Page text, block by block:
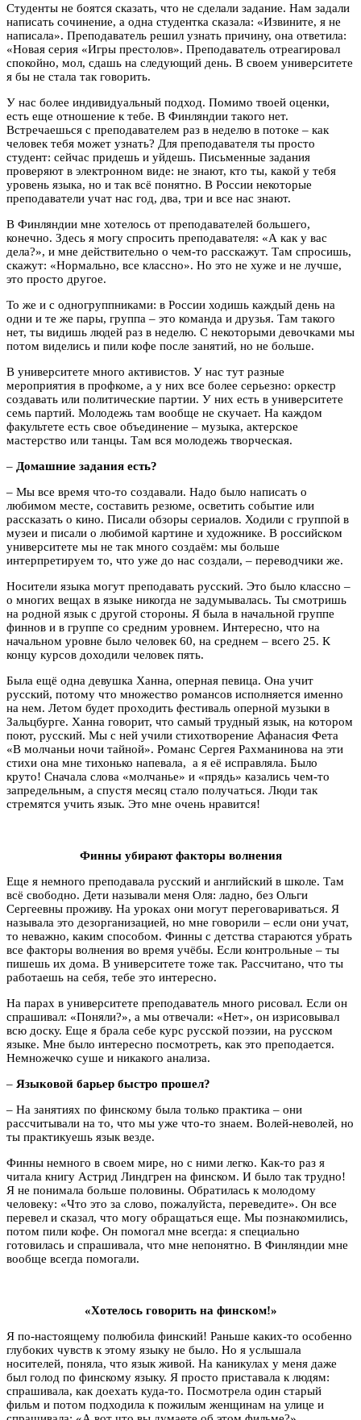
Студенты не боятся сказать, что не сделали задание. Нам задали
написать сочинение, а одна студентка сказала: «Извините, я не
написала». Преподаватель решил узнать причину, она ответила:
«Новая серия «Игры престолов». Преподаватель отреагировал
спокойно, мол, сдашь на следующий день. В своем университете
я бы не стала так говорить.
У нас более индивидуальный подход. Помимо твоей оценки,
есть еще отношение к тебе. В Финляндии такого нет.
Встречаешься с преподавателем раз в неделю в потоке – как
человек тебя может узнать? Для преподавателя ты просто
студент: сейчас придешь и уйдешь. Письменные задания
проверяют в электронном виде: не знают, кто ты, какой у тебя
уровень языка, но и так всё понятно. В России некоторые
преподаватели учат нас год, два, три и все нас знают.
В Финляндии мне хотелось от преподавателей большего,
конечно. Здесь я могу спросить преподавателя: «А как у вас
дела?», и мне действительно о чем-то расскажут. Там спросишь,
скажут: «Нормально, все классно». Но это не хуже и не лучше,
это просто другое.
То же и с одногруппниками: в России ходишь каждый день на
одни и те же пары, группа – это команда и друзья. Там такого
нет, ты видишь людей раз в неделю. С некоторыми девочками мы
потом виделись и пили кофе после занятий, но не больше.
В университете много активистов. У нас тут разные
мероприятия в профкоме, а у них все более серьезно: оркестр
создавать или политические партии. У них есть в университете
семь партий. Молодежь там вообще не скучает. На каждом
факультете есть свое объединение – музыка, актерское
мастерство или танцы. Там вся молодежь творческая.
– Домашние задания есть?
– Мы все время что-то создавали. Надо было написать о
любимом месте, составить резюме, осветить событие или
рассказать о кино. Писали обзоры сериалов. Ходили с группой в
музеи и писали о любимой картине и художнике. В российском
университете мы не так много создаём: мы больше
интерпретируем то, что уже до нас создали, – переводчики же.
Носители языка могут преподавать русский. Это было классно –
о многих вещах в языке никогда не задумывалась. Ты смотришь
на родной язык с другой стороны. Я была в начальной группе
финнов и в группе со средним уровнем. Интересно, что на
начальном уровне было человек 60, на среднем – всего 25. К
концу курсов доходили человек пять.
Была ещё одна девушка Ханна, оперная певица. Она учит
русский, потому что множество романсов исполняется именно
на нем. Летом будет проходить фестиваль оперной музыки в
Зальцбурге. Ханна говорит, что самый трудный язык, на котором
поют, русский. Мы с ней учили стихотворение Афанасия Фета
«В молчаньи ночи тайной». Романс Сергея Рахманинова на эти
стихи она мне тихонько напевала, а я её исправляла. Было
круто! Сначала слова «молчанье» и «прядь» казались чем-то
запредельным, а спустя месяц стало получаться. Люди так
стремятся учить язык. Это мне очень нравится!
Финны убирают факторы волнения
Еще я немного преподавала русский и английский в школе. Там
всё свободно. Дети называли меня Оля: ладно, без Ольги
Сергеевны проживу. На уроках они могут переговариваться. Я
называла это дезорганизацией, но мне говорили – если они учат,
то неважно, каким способом. Финны с детства стараются убрать
все факторы волнения во время учёбы. Если контрольные – ты
пишешь их дома. В университете тоже так. Рассчитано, что ты
работаешь на себя, тебе это интересно.
На парах в университете преподаватель много рисовал. Если он
спрашивал: «Поняли?», а мы отвечали: «Нет», он изрисовывал
всю доску. Еще я брала себе курс русской поэзии, на русском
языке. Мне было интересно посмотреть, как это преподается.
Немножечко суше и никакого анализа.
– Языковой барьер быстро прошел?
– На занятиях по финскому была только практика – они
рассчитывали на то, что мы уже что-то знаем. Волей-неволей, но
ты практикуешь язык везде.
Финны немного в своем мире, но с ними легко. Как-то раз я
читала книгу Астрид Линдгрен на финском. И было так трудно!
Я не понимала больше половины. Обратилась к молодому
человеку: «Что это за слово, пожалуйста, переведите». Он все
перевел и сказал, что могу обращаться еще. Мы познакомились,
потом пили кофе. Он помогал мне всегда: я специально
готовилась и спрашивала, что мне непонятно. В Финляндии мне
вообще всегда помогали.
«Хотелось говорить на финском!»
Я по-настоящему полюбила финский! Раньше каких-то особенно
глубоких чувств к этому языку не было. Но я услышала
носителей, поняла, что язык живой. На каникулах у меня даже
был голод по финскому языку. Я просто приставала к людям:
спрашивала, как доехать куда-то. Посмотрела один старый
фильм и потом подходила к пожилым женщинам на улице и